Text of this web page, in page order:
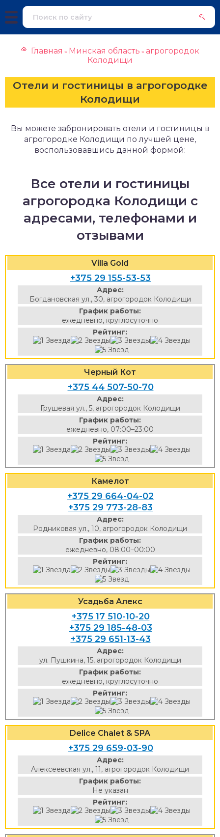
Главная » Минская область » агрогородок
Колодищи
Отели и гостиницы в агрогородке
Колодищи
Вы можете забронировать отели и гостиницы в
агрогородке Колодищи по лучшей цене,
воспользовавшись данной формой:
Все отели и гостиницы
агрогородка Колодищи с
адресами, телефонами и
отзывами
Villa Gold
+375 29 155-53-53
Адрес:
Богдановская ул., 30, агрогородок Колодищи
График работы:
ежедневно, круглосуточно
Рейтинг:
Черный Кот
+375 44 507-50-70
Адрес:
Грушевая ул., 5, агрогородок Колодищи
График работы:
ежедневно, 07:00–23:00
Рейтинг:
Камелот
+375 29 664-04-02
+375 29 773-28-83
Адрес:
Родниковая ул., 10, агрогородок Колодищи
График работы:
ежедневно, 08:00–00:00
Рейтинг:
Усадьба Алекс
+375 17 510-10-20
+375 29 185-48-03
+375 29 651-13-43
Адрес:
ул. Пушкина, 15, агрогородок Колодищи
График работы:
ежедневно, круглосуточно
Рейтинг:
Delice Chalet & SPA
+375 29 659-03-90
Адрес:
Алексеевская ул., 11, агрогородок Колодищи
График работы:
Не указан
Рейтинг: